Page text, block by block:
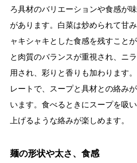
ろ具材のバリエーションや食感が
があります。白菜は炒められて甘
ャキシャキとした食感を残すこと
と肉質のバランスが重視され、ニ
用され、彩りと香りも加わります
レートで、スープと具材との絡み
います。食べるときにスープを吸
上げるような絡みが楽しめます。
麺の形状や太さ、食感